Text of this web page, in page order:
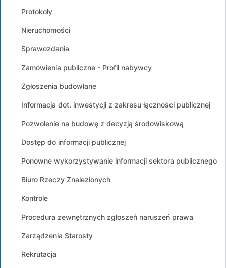
Protokoły
Nieruchomości
Sprawozdania
Zamówienia publiczne - Profil nabywcy
Zgłoszenia budowlane
Informacja dot. inwestycji z zakresu łączności publicznej
Pozwolenie na budowę z decyzją środowiskową
Dostęp do informacji publicznej
Ponowne wykorzystywanie informacji sektora publicznego
Biuro Rzeczy Znalezionych
Kontrole
Procedura zewnętrznych zgłoszeń naruszeń prawa
Zarządzenia Starosty
Rekrutacja